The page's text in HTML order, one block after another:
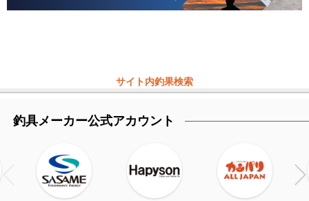
サイト内釣果検索
釣具メーカー公式アカウント